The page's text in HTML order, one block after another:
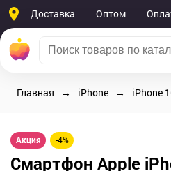
Доставка Оптом
Главная iPhone iPhone
Акция -4%
Смартфон Apple